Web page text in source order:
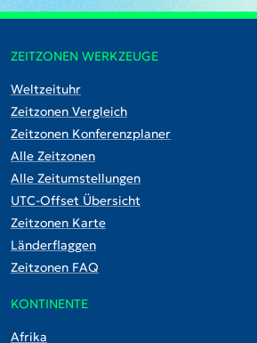
ZEITZONEN WERKZEUGE
Weltzeituhr
Zeitzonen Vergleich
Zeitzonen Konferenzplaner
Alle Zeitzonen
Alle Zeitumstellungen
UTC-Offset Übersicht
Zeitzonen Karte
Länderflaggen
Zeitzonen FAQ
KONTINENTE
Afrika